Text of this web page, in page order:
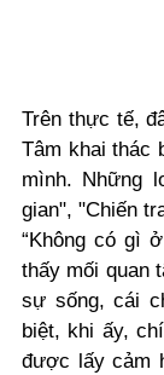
Trên thực tế,
Tâm khai thác
mình. Những
gian", "Chiến
“Không có gì
thấy mối quan
sự sống, cái
biệt, khi ấy,
được lấy cảm